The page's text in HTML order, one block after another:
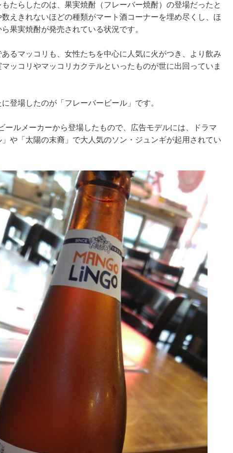
たらしたのは、果実焼酎（フレーバー焼酎）の登場だったと
えきれないほどの種類がマート酒コーナーを埋め尽くし、ほ
果実焼酎が発売されている状況です。
るマッコリも、女性たちを中心に人気に火がつき、より飲み
ッコリやマッコリカクテルといったものが世に出回っていま
登場したのが「フレーバービール」です。
ールメーカーから登場したもので、広告モデルには、ドラマ
」や「太陽の末裔」で大人気のソン・ジュンギが起用されてい